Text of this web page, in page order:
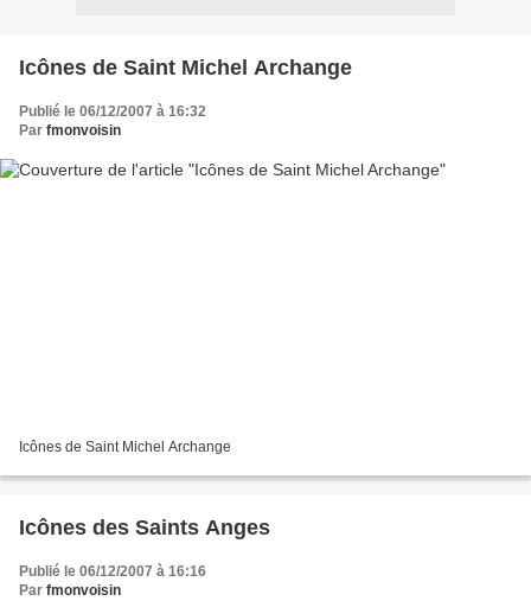
Icônes de Saint Michel Archange
Publié le 06/12/2007 à 16:32
Par fmonvoisin
Icônes de Saint Michel Archange
Icônes des Saints Anges
Publié le 06/12/2007 à 16:16
Par fmonvoisin